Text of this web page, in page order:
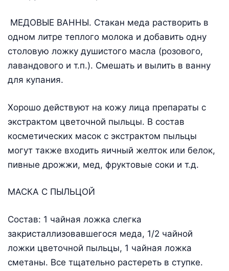
МЕДОВЫЕ ВАННЫ. Стакан меда растворить в
одном литре теплого молока и добавить одну
столовую ложку душистого масла (розового,
лавандового и т.п.). Смешать и вылить в ванну
для купания.
Хорошо действуют на кожу лица препараты с
экстрактом цветочной пыльцы. В состав
косметических масок с экстрактом пыльцы
могут также входить яичный желток или белок,
пивные дрожжи, мед, фруктовые соки и т.д.
МАСКА С ПЫЛЬЦОЙ
Состав: 1 чайная ложка слегка
закристаллизовавшегося меда, 1/2 чайной
ложки цветочной пыльцы, 1 чайная ложка
сметаны. Все тщательно растереть в ступке.